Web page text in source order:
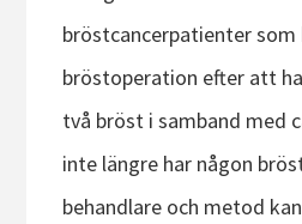
bröstcancerpatienter
bröstoperation efter att
två bröst i samband med
inte längre har någon
behandlare och metod